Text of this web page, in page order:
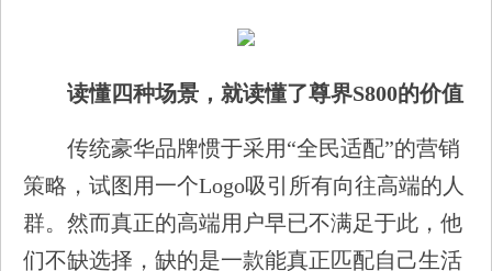
读懂四种场景，就读懂了尊界S800的价值
传统豪华品牌惯于采用“全民适配”的营销
策略，试图用一个Logo吸引所有向往高端的人
群。然而真正的高端用户早已不满足于此，他
们不缺选择，缺的是一款能真正匹配自己生活